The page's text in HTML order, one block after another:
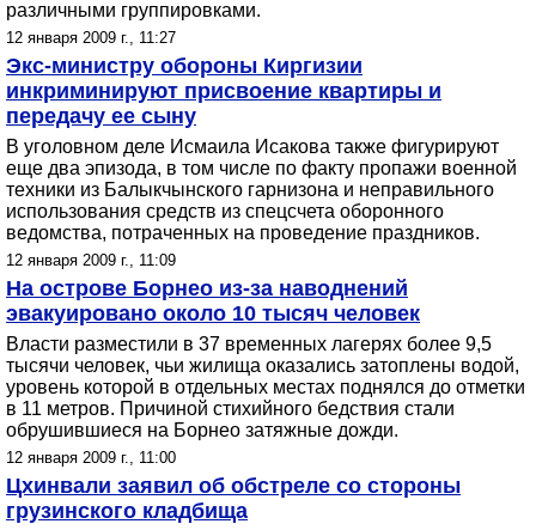
различными группировками.
12 января 2009 г., 11:27
Экс-министру обороны Киргизии
инкриминируют присвоение квартиры и
передачу ее сыну
В уголовном деле Исмаила Исакова также фигурируют
еще два эпизода, в том числе по факту пропажи военной
техники из Балыкчынского гарнизона и неправильного
использования средств из спецсчета оборонного
ведомства, потраченных на проведение праздников.
12 января 2009 г., 11:09
На острове Борнео из-за наводнений
эвакуировано около 10 тысяч человек
Власти разместили в 37 временных лагерях более 9,5
тысячи человек, чьи жилища оказались затоплены водой,
уровень которой в отдельных местах поднялся до отметки
в 11 метров. Причиной стихийного бедствия стали
обрушившиеся на Борнео затяжные дожди.
12 января 2009 г., 11:00
Цхинвали заявил об обстреле со стороны
грузинского кладбища